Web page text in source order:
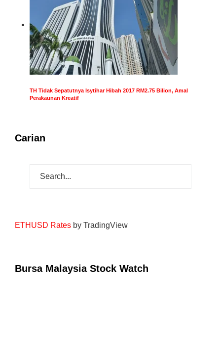
TH Tidak Sepatutnya Isytihar Hibah 2017 RM2.75 Bilion, Amal
Perakaunan Kreatif
Carian
ETHUSD Rates by TradingView
Bursa Malaysia Stock Watch